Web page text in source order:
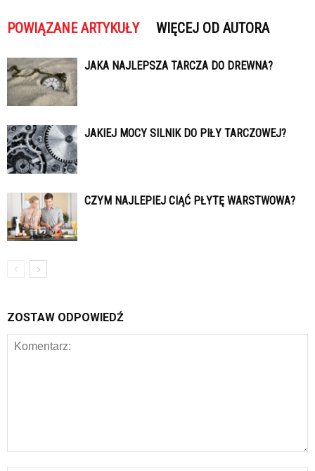
POWIĄZANE ARTYKUŁY WIĘCEJ OD AUTORA
JAKA NAJLEPSZA TARCZA DO DREWNA?
JAKIEJ MOCY SILNIK DO PIŁY TARCZOWEJ?
CZYM NAJLEPIEJ CIĄĆ PŁYTĘ WARSTWOWA?
ZOSTAW ODPOWIEDŹ